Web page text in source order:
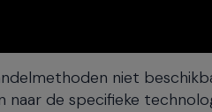
niet
naar de specifieke